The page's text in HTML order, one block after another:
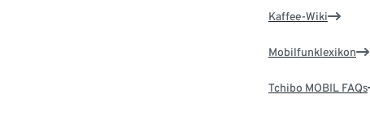
Kaffee-Wiki
Mobilfunklexikon
Tchibo MOBIL FAQs